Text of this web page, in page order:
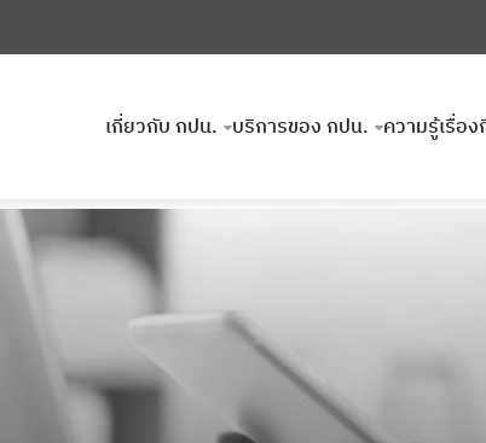
เกี่ยวกับ กปน. บริการของ กปน. ความรู้เรื่อ